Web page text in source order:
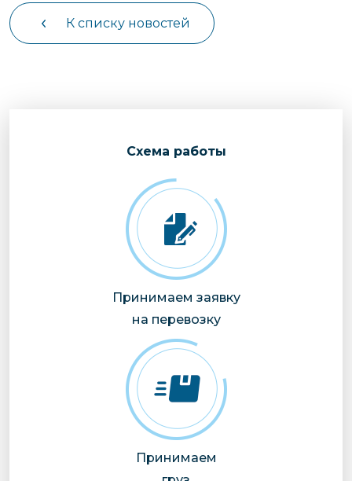
К списку новостей
Cхема работы
Принимаем заявку
на перевозку
Принимаем